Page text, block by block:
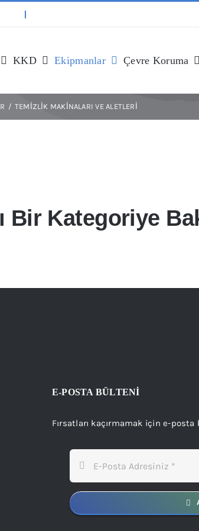
KKD Ekipmanlar Çevre Koruma
TEMIZLIK MAKINALARI VE ALETLERI
Kategoriye
E-POSTA BÜLTENİ
Fırsatları kaçırmamak için e-